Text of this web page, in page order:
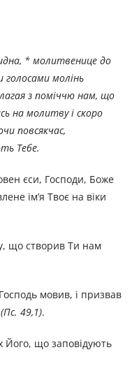
* молитвенице до
голосами молінь
з поміччю нам, що
на молитву і скоро
повсякчас,
Тебе.
єси, Господи, Боже
ім’я Твоє на віки
що створив Ти нам
мовив, і призвав
(Пс. 49,1).
Його, що заповідують